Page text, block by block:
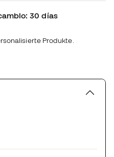
30 días
Produkte.